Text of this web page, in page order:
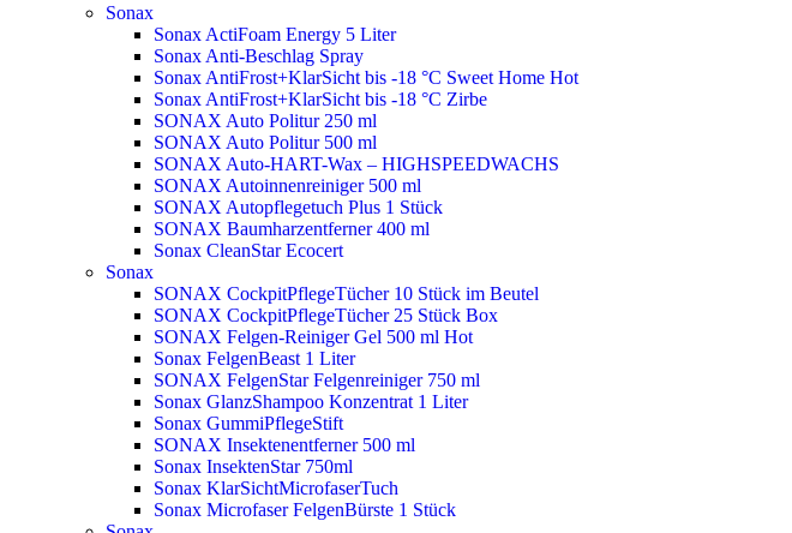
Sonax
Sonax ActiFoam Energy 5 Liter
Sonax Anti-Beschlag Spray
Sonax AntiFrost+KlarSicht bis -18 °C Sweet Home Hot
Sonax AntiFrost+KlarSicht bis -18 °C Zirbe
SONAX Auto Politur 250 ml
SONAX Auto Politur 500 ml
SONAX Auto-HART-Wax – HIGHSPEEDWACHS
SONAX Autoinnenreiniger 500 ml
SONAX Autopflegetuch Plus 1 Stück
SONAX Baumharzentferner 400 ml
Sonax CleanStar Ecocert
Sonax
SONAX CockpitPflegeTücher 10 Stück im Beutel
SONAX CockpitPflegeTücher 25 Stück Box
SONAX Felgen-Reiniger Gel 500 ml Hot
Sonax FelgenBeast 1 Liter
SONAX FelgenStar Felgenreiniger 750 ml
Sonax GlanzShampoo Konzentrat 1 Liter
Sonax GummiPflegeStift
SONAX Insektenentferner 500 ml
Sonax InsektenStar 750ml
Sonax KlarSichtMicrofaserTuch
Sonax Microfaser FelgenBürste 1 Stück